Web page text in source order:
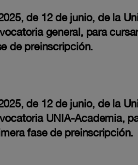
de 12 de junio, de la
general, para
de preinscripción.
de 12 de junio, de la
UNIA-Academia,
fase de preinscripción.